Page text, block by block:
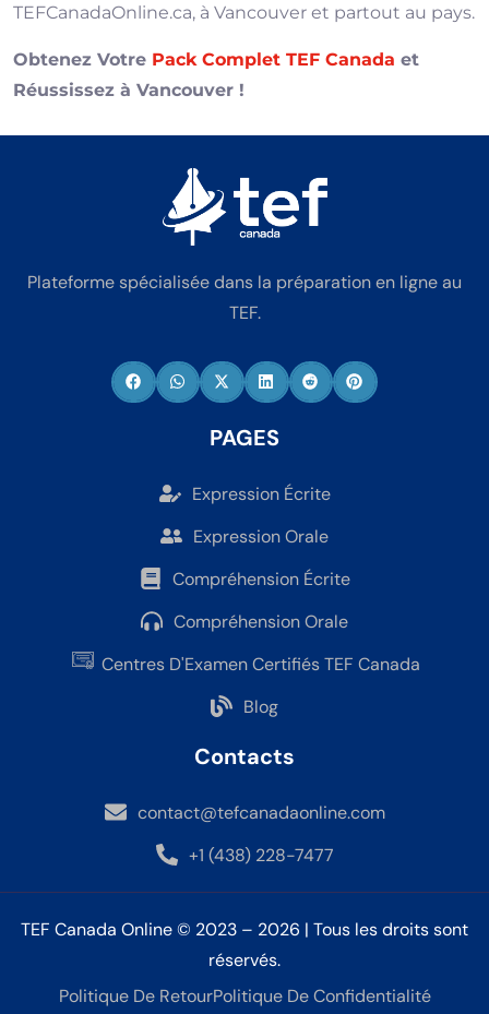
TEFCanadaOnline.ca, à Vancouver et partout au pays.
Obtenez Votre Pack Complet TEF Canada et
Réussissez à Vancouver !
Plateforme spécialisée dans la préparation en ligne au
TEF.
PAGES
Expression Écrite
Expression Orale
Compréhension Écrite
Compréhension Orale
Centres D'Examen Certifiés TEF Canada
Blog
Contacts
contact@tefcanadaonline.com
+1 (438) 228-7477
TEF Canada Online © 2023 – 2026 | Tous les droits sont
réservés.
Politique De RetourPolitique De Confidentialité